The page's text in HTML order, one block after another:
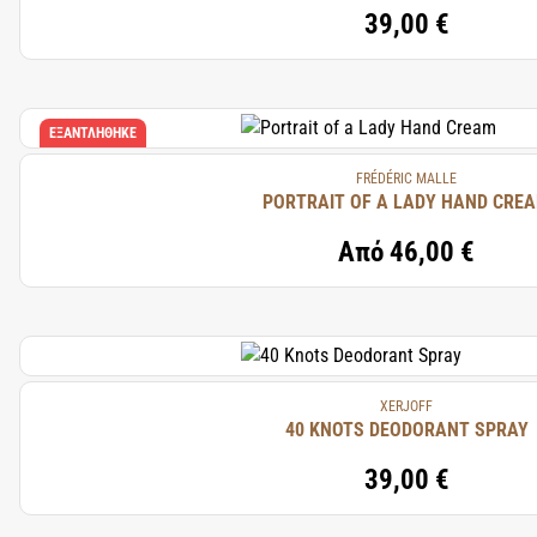
39,00 €
ΕΞΑΝΤΛΉΘΗΚΕ
FRÉDÉRIC MALLE
PORTRAIT OF A LADY HAND
Από46,00 €
XERJOFF
40 KNOTS DEODORANT SPRAY
39,00 €